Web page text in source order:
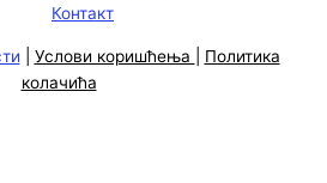
Контакт
Услови коришћења
Политика
колачића